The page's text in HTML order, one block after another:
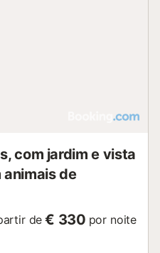
com jardim e vista
animais de
de € 330 por noite